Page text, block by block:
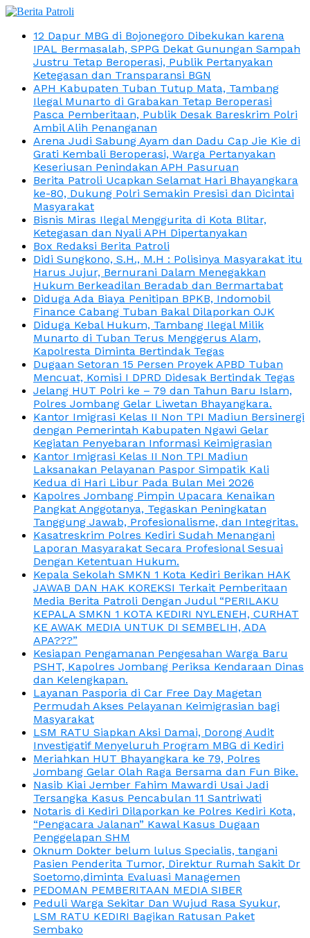
12 Dapur MBG di Bojonegoro Dibekukan karena
IPAL Bermasalah, SPPG Dekat Gunungan Sampah
Justru Tetap Beroperasi, Publik Pertanyakan
Ketegasan dan Transparansi BGN
APH Kabupaten Tuban Tutup Mata, Tambang
Ilegal Munarto di Grabakan Tetap Beroperasi
Pasca Pemberitaan, Publik Desak Bareskrim Polri
Ambil Alih Penanganan
Arena Judi Sabung Ayam dan Dadu Cap Jie Kie di
Grati Kembali Beroperasi, Warga Pertanyakan
Keseriusan Penindakan APH Pasuruan
Berita Patroli Ucapkan Selamat Hari Bhayangkara
ke-80, Dukung Polri Semakin Presisi dan Dicintai
Masyarakat
Bisnis Miras Ilegal Menggurita di Kota Blitar,
Ketegasan dan Nyali APH Dipertanyakan
Box Redaksi Berita Patroli
Didi Sungkono, S.H., M.H : Polisinya Masyarakat itu
Harus Jujur, Bernurani Dalam Menegakkan
Hukum Berkeadilan Beradab dan Bermartabat
Diduga Ada Biaya Penitipan BPKB, Indomobil
Finance Cabang Tuban Bakal Dilaporkan OJK
Diduga Kebal Hukum, Tambang Ilegal Milik
Munarto di Tuban Terus Menggerus Alam,
Kapolresta Diminta Bertindak Tegas
Dugaan Setoran 15 Persen Proyek APBD Tuban
Mencuat, Komisi I DPRD Didesak Bertindak Tegas
Jelang HUT Polri ke – 79 dan Tahun Baru Islam,
Polres Jombang Gelar Liwetan Bhayangkara.
Kantor Imigrasi Kelas II Non TPI Madiun Bersinergi
dengan Pemerintah Kabupaten Ngawi Gelar
Kegiatan Penyebaran Informasi Keimigrasian
Kantor Imigrasi Kelas II Non TPI Madiun
Laksanakan Pelayanan Paspor Simpatik Kali
Kedua di Hari Libur Pada Bulan Mei 2026
Kapolres Jombang Pimpin Upacara Kenaikan
Pangkat Anggotanya, Tegaskan Peningkatan
Tanggung Jawab, Profesionalisme, dan Integritas.
Kasatreskrim Polres Kediri Sudah Menangani
Laporan Masyarakat Secara Profesional Sesuai
Dengan Ketentuan Hukum.
Kepala Sekolah SMKN 1 Kota Kediri Berikan HAK
JAWAB DAN HAK KOREKSI Terkait Pemberitaan
Media Berita Patroli Dengan Judul “PERILAKU
KEPALA SMKN 1 KOTA KEDIRI NYLENEH, CURHAT
KE AWAK MEDIA UNTUK DI SEMBELIH, ADA
APA???”
Kesiapan Pengamanan Pengesahan Warga Baru
PSHT, Kapolres Jombang Periksa Kendaraan Dinas
dan Kelengkapan.
Layanan Pasporia di Car Free Day Magetan
Permudah Akses Pelayanan Keimigrasian bagi
Masyarakat
LSM RATU Siapkan Aksi Damai, Dorong Audit
Investigatif Menyeluruh Program MBG di Kediri
Meriahkan HUT Bhayangkara ke 79, Polres
Jombang Gelar Olah Raga Bersama dan Fun Bike.
Nasib Kiai Jember Fahim Mawardi Usai Jadi
Tersangka Kasus Pencabulan 11 Santriwati
Notaris di Kediri Dilaporkan ke Polres Kediri Kota,
“Pengacara Jalanan” Kawal Kasus Dugaan
Penggelapan SHM
Oknum Dokter belum lulus Specialis, tangani
Pasien Penderita Tumor, Direktur Rumah Sakit Dr
Soetomo,diminta Evaluasi Managemen
PEDOMAN PEMBERITAAN MEDIA SIBER
Peduli Warga Sekitar Dan Wujud Rasa Syukur,
LSM RATU KEDIRI Bagikan Ratusan Paket
Sembako